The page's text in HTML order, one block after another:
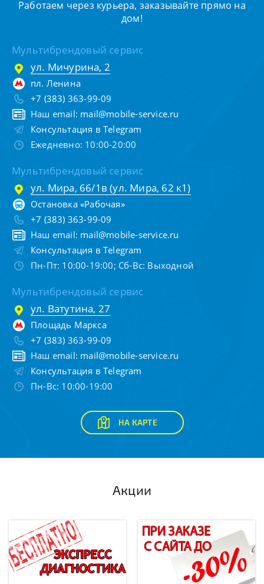
Работаем через курьера, заказывайте прямо на
дом!
Мультибрендовый сервис
ул. Мичурина, 2
пл. Ленина
+7 (383) 363-99-09
Наш email: mail@mobile-service.ru
Консультация в Telegram
Ежедневно: 10:00-20:00
Мультибрендовый сервис
ул. Мира, 66/1в (ул. Мира, 62 к1)
Остановка «Рабочая»
+7 (383) 363-99-09
Наш email: mail@mobile-service.ru
Консультация в Telegram
Пн-Пт: 10:00-19:00; Сб-Вс: Выходной
Мультибрендовый сервис
ул. Ватутина, 27
Площадь Маркса
+7 (383) 363-99-09
Наш email: mail@mobile-service.ru
Консультация в Telegram
Пн-Вс: 10:00-19:00
НА КАРТЕ
Акции